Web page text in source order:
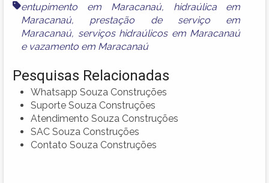
entupimento em Maracanaú, hidraúlica em
Maracanaú, prestação de serviço em
Maracanaú, serviços hidraúlicos em Maracanaú
e vazamento em Maracanaú
Pesquisas Relacionadas
Whatsapp Souza Construções
Suporte Souza Construções
Atendimento Souza Construções
SAC Souza Construções
Contato Souza Construções